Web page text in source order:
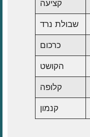
קציעה
שבולת נרד
כרכום
הקושט
קלופה
קנמון